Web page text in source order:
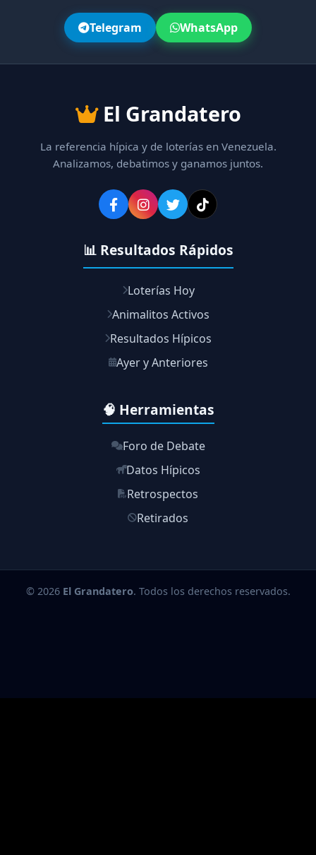
Telegram WhatsApp
El Grandatero
La referencia hípica y de loterías en Venezuela.
Analizamos, debatimos y ganamos juntos.
📊 Resultados Rápidos
Loterías Hoy
Animalitos Activos
Resultados Hípicos
Ayer y Anteriores
🧠 Herramientas
Foro de Debate
Datos Hípicos
Retrospectos
Retirados
© 2026 El Grandatero. Todos los derechos reservados.